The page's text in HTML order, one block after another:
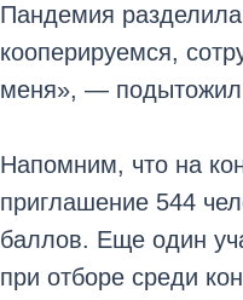
Пандемия
кооперируемся,
меня», —
Напомним, что на
приглашение 544
баллов. Еще один
при отборе среди